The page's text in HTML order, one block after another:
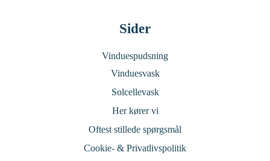
Sider
Vinduespudsning
Vinduesvask
Solcellevask
Her kører vi
Oftest stillede spørgsmål
Cookie- & Privatlivspolitik